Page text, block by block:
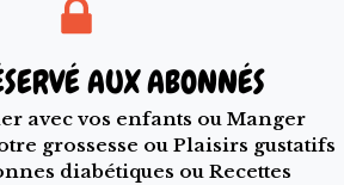
AUX ABONNÉS
avec vos enfants ou Manger
grossesse ou Plaisirs gustatifs
diabétiques ou Recettes